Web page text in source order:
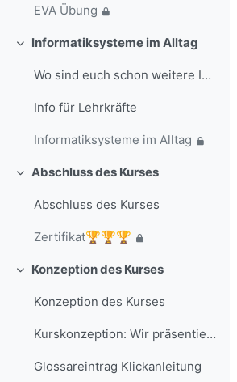
EVA Übung
Einklappen
Informatiksysteme im Alltag
Wo sind euch schon weitere Informatiksysteme in eu...
Info für Lehrkräfte
Informatiksysteme im Alltag
Einklappen
Abschluss des Kurses
Abschluss des Kurses
Zertifikat🏆🏆🏆
Einklappen
Konzeption des Kurses
Konzeption des Kurses
Kurskonzeption: Wir präsentieren uns als Avatar und nutzen ein Informatiosnsystem
Glossareintrag Klickanleitung